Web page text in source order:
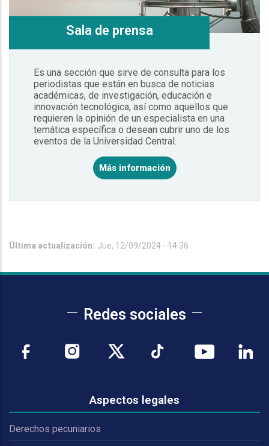
Sala de prensa
Es una sección que sirve de consulta para los
periodistas que están en busca de noticias
académicas, de investigación, educación e
innovación tecnológica, así como aquellos que
requieren la opinión de un especialista en una
temática específica o desean cubrir uno de los
eventos de la Universidad Central.
Más información
Última actualización: Jue, 12/09/2024 - 14:36
Redes sociales
Aspectos legales
Derechos pecuniarios